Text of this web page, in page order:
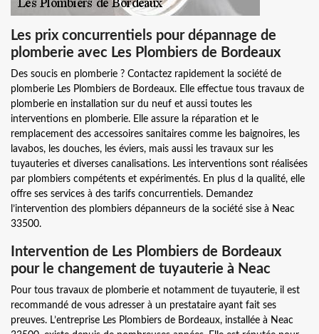
Les prix concurrentiels pour dépannage de
plomberie avec Les Plombiers de Bordeaux
Des soucis en plomberie ? Contactez rapidement la société de
plomberie Les Plombiers de Bordeaux. Elle effectue tous travaux de
plomberie en installation sur du neuf et aussi toutes les
interventions en plomberie. Elle assure la réparation et le
remplacement des accessoires sanitaires comme les baignoires, les
lavabos, les douches, les éviers, mais aussi les travaux sur les
tuyauteries et diverses canalisations. Les interventions sont réalisées
par plombiers compétents et expérimentés. En plus d la qualité, elle
offre ses services à des tarifs concurrentiels. Demandez
l’intervention des plombiers dépanneurs de la société sise à Neac
33500.
Intervention de Les Plombiers de Bordeaux
pour le changement de tuyauterie à Neac
Pour tous travaux de plomberie et notamment de tuyauterie, il est
recommandé de vous adresser à un prestataire ayant fait ses
preuves. L’entreprise Les Plombiers de Bordeaux, installée à Neac